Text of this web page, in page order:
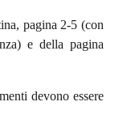
pagina 2-5 (con
e della pagina
devono essere